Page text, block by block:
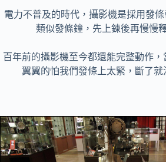
電力不普及的時代，攝影機是採用發
類似發條鐘，先上鍊後再慢慢
百年前的攝影機至今都還能完整動作
翼翼的怕我們發條上太緊，斷了就